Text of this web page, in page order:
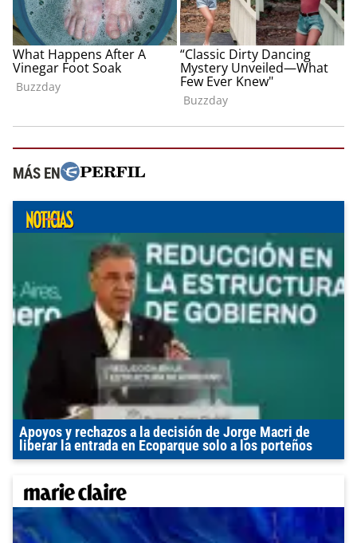
MÁS EN
Apoyos y rechazos a la decisión de Jorge Macri de
liberar la entrada en Ecoparque solo a los porteños